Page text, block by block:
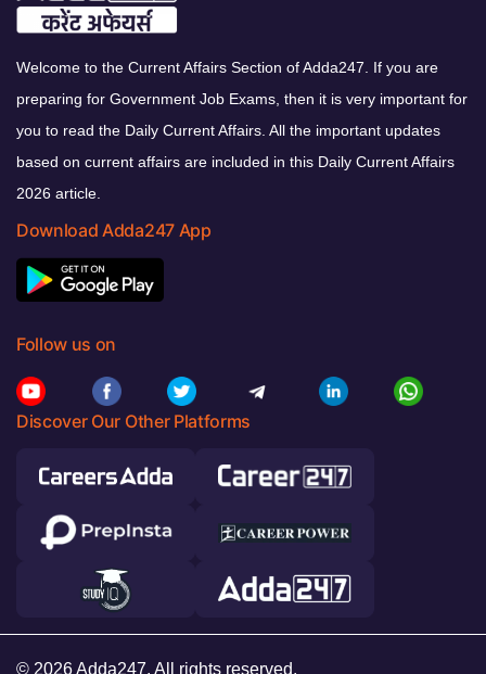
Welcome to the Current Affairs Section of Adda247. If you are
preparing for Government Job Exams, then it is very important for
you to read the Daily Current Affairs. All the important updates
based on current affairs are included in this Daily Current Affairs
2026 article.
Download Adda247 App
Follow us on
Discover Our Other Platforms
© 2026 Adda247. All rights reserved.